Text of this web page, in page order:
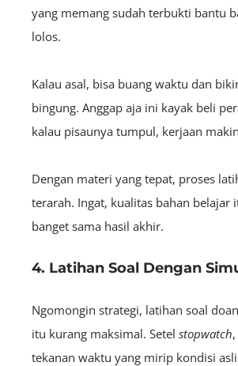
yang memang sudah terbukti bantu
lolos.
Kalau asal, bisa buang waktu dan
bingung. Anggap aja ini kayak beli
kalau pisaunya tumpul, kerjaan
Dengan materi yang tepat, proses
terarah. Ingat, kualitas bahan belajar
banget sama hasil akhir.
4. Latihan Soal Dengan
Ngomongin strategi, latihan soal
itu kurang maksimal. Setel stopwatch
tekanan waktu yang mirip kondisi